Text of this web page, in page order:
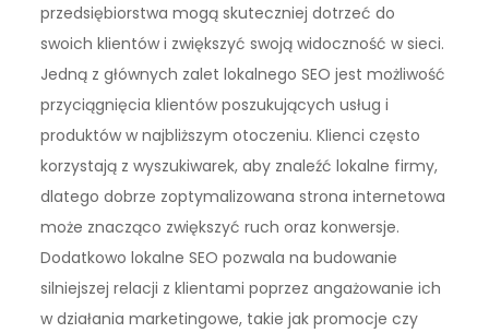
przedsiębiorstwa mogą skuteczniej dotrzeć do
swoich klientów i zwiększyć swoją widoczność w sieci.
Jedną z głównych zalet lokalnego SEO jest możliwość
przyciągnięcia klientów poszukujących usług i
produktów w najbliższym otoczeniu. Klienci często
korzystają z wyszukiwarek, aby znaleźć lokalne firmy,
dlatego dobrze zoptymalizowana strona internetowa
może znacząco zwiększyć ruch oraz konwersje.
Dodatkowo lokalne SEO pozwala na budowanie
silniejszej relacji z klientami poprzez angażowanie ich
w działania marketingowe, takie jak promocje czy